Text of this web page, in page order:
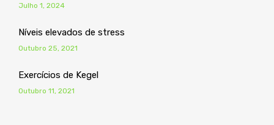
Julho 1, 2024
Níveis elevados de stress
Outubro 25, 2021
Exercícios de Kegel
Outubro 11, 2021